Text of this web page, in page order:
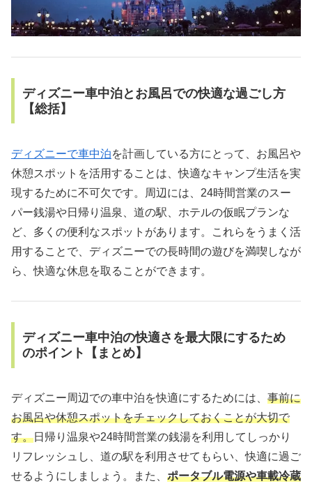
ディズニー車中泊とお風呂での快適な過ごし方
【総括】
ディズニーで車中泊を計画している方にとって、お風呂や
休憩スポットを活用することは、快適なキャンプ生活を実
現するために不可欠です。周辺には、24時間営業のスー
パー銭湯や日帰り温泉、道の駅、ホテルの仮眠プランな
ど、多くの便利なスポットがあります。これらをうまく活
用することで、ディズニーでの長時間の遊びを満喫しなが
ら、快適な休息を取ることができます。
ディズニー車中泊の快適さを最大限にするため
のポイント【まとめ】
ディズニー周辺での車中泊を快適にするためには、 事前に
お風呂や休憩スポットをチェックしておくことが大切で
す。日帰り温泉や24時間営業の銭湯を利用してしっかり
リフレッシュし、道の駅を利用させてもらい、快適に過ご
せるようにしましょう。また、 ポータブル電源や車載冷蔵